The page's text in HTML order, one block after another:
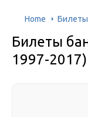
Home Билеты
Билеты
1997-2017)